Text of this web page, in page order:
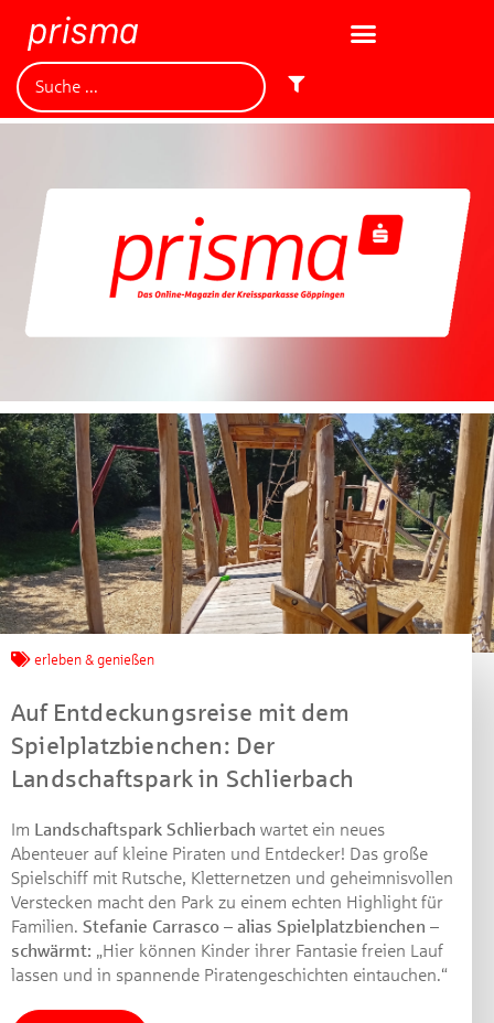
erleben & genießen
Auf Entdeckungsreise mit dem
Spielplatzbienchen: Der
Landschaftspark in Schlierbach
Im Landschaftspark Schlierbach wartet ein neues
Abenteuer auf kleine Piraten und Entdecker! Das große
Spielschiff mit Rutsche, Kletternetzen und geheimnisvollen
Verstecken macht den Park zu einem echten Highlight für
Familien. Stefanie Carrasco – alias Spielplatzbienchen –
schwärmt: „Hier können Kinder ihrer Fantasie freien Lauf
lassen und in spannende Piratengeschichten eintauchen.“
Jetzt mitmachen und
Machen Sie mit bei unserem Gewinnspiel! Bis 31.
Dezember 2021 verlosen wir 10 Gutscheine des
Treffpunkt Gold der Kreissparkasse Göppingen im Wert
Beantworten Sie einfach folgende Frage:
Welches Jubiläum feiert die Kreissparkasse
Göppingen in diesem Jahr?
Gewinnspiel geschlossen